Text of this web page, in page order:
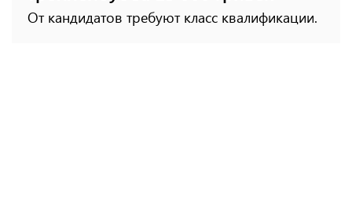
От кандидатов требуют класс квалификации.